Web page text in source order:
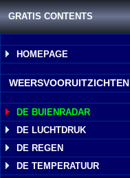
GRATIS CONTENTS
HOMEPAGE
WEERSVOORUITZICHTEN
DE BUIENRADAR
DE LUCHTDRUK
DE REGEN
DE TEMPERATUUR